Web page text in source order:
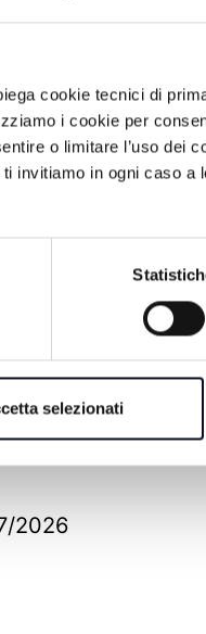
cookie tecnici di
i cookie per
o limitare l’uso dei
invitiamo in ogni caso a
selezionati
della redazione
2026
2026